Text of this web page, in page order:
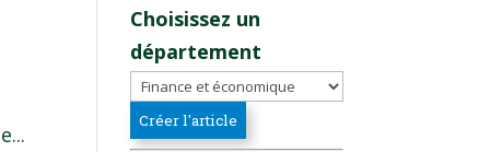
Choisissez un
département